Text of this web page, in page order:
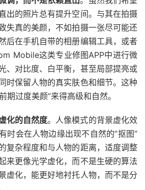
出的照片总有提升空间。与其在拍摄
失真的美颜，不如拍摄一张尽可能还
后在手机自带的相册编辑工具，或者
Mobile这类专业修图APP中进行微
、对比度、白平衡，甚至局部提亮或
时保留人物的真实肤色和细节。这种
期过度美颜”来得高级和自然。
化的自然度。人像模式的背景虚化效
时会在人物边缘出现不自然的“抠图”
复杂程度和与人物的距离，适度调整
来更像光学虚化，而不是生硬的算法
虚化，能更好地衬托人物，而不是分